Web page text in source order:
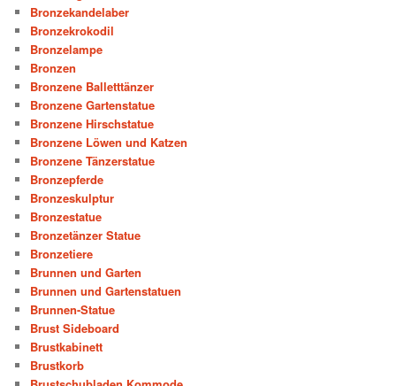
Bronzekandelaber
Bronzekrokodil
Bronzelampe
Bronzen
Bronzene Balletttänzer
Bronzene Gartenstatue
Bronzene Hirschstatue
Bronzene Löwen und Katzen
Bronzene Tänzerstatue
Bronzepferde
Bronzeskulptur
Bronzestatue
Bronzetänzer Statue
Bronzetiere
Brunnen und Garten
Brunnen und Gartenstatuen
Brunnen-Statue
Brust Sideboard
Brustkabinett
Brustkorb